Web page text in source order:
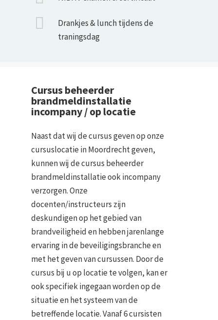
Drankjes & lunch tijdens de
traningsdag
Cursus beheerder
brandmeldinstallatie
incompany / op locatie
Naast dat wij de cursus geven op onze
cursuslocatie in Moordrecht geven,
kunnen wij de cursus beheerder
brandmeldinstallatie ook incompany
verzorgen. Onze
docenten/instructeurs zijn
deskundigen op het gebied van
brandveiligheid en hebben jarenlange
ervaring in de beveiligingsbranche en
met het geven van cursussen. Door de
cursus bij u op locatie te volgen, kan er
ook specifiek ingegaan worden op de
situatie en het systeem van de
betreffende locatie. Vanaf 6 cursisten